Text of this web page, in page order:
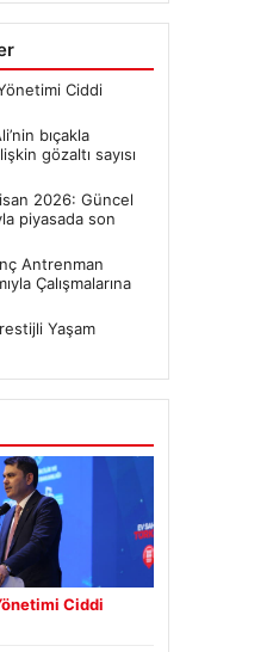
Ciddi
bıçakla
gözaltı sayısı
2026: Güncel
piyasada son
Antrenman
Çalışmalarına
Yaşam
Ciddi